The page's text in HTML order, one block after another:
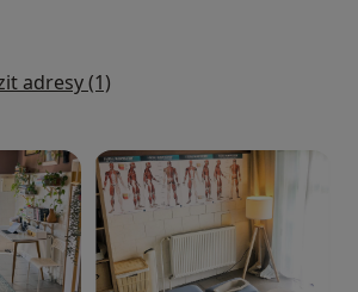
adresy (1)